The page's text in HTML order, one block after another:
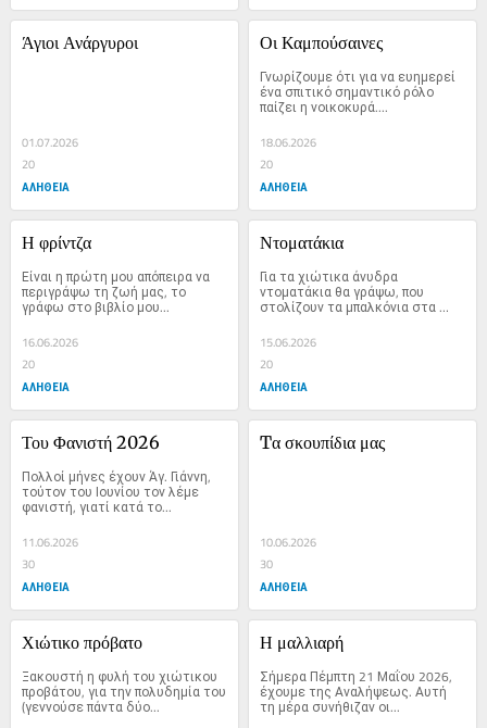
Άγιοι Ανάργυροι
01.07.2026
20
ΑΛΗΘΕΙΑ
Οι Καμπούσαινες
Γνωρίζουμε ότι για να ευημερεί
ένα σπιτικό σημαντικό ρόλο
παίζει η νοικοκυρά....
18.06.2026
20
ΑΛΗΘΕΙΑ
Η φρίντζα
Είναι η πρώτη μου απόπειρα να
περιγράψω τη ζωή μας, το
γράφω στο βιβλίο μου...
16.06.2026
20
ΑΛΗΘΕΙΑ
Ντοματάκια
Για τα χιώτικα άνυδρα
ντοματάκια θα γράψω, που
στολίζουν τα μπαλκόνια στα
χωριά...
15.06.2026
20
ΑΛΗΘΕΙΑ
Του Φανιστή 2026
Πολλοί μήνες έχουν Άγ. Γιάννη,
τούτον του Ιουνίου τον λέμε
φανιστή, γιατί κατά το...
11.06.2026
30
ΑΛΗΘΕΙΑ
Tα σκουπίδια μας
10.06.2026
30
ΑΛΗΘΕΙΑ
Χιώτικο πρόβατο
Ξακουστή η φυλή του χιώτικου
προβάτου, για την πολυδημία του
(γεννούσε πάντα δύο...
Η μαλλιαρή
Σήμερα Πέμπτη 21 Μαΐου 2026,
έχουμε της Αναλήψεως. Αυτή
τη μέρα συνήθιζαν οι...